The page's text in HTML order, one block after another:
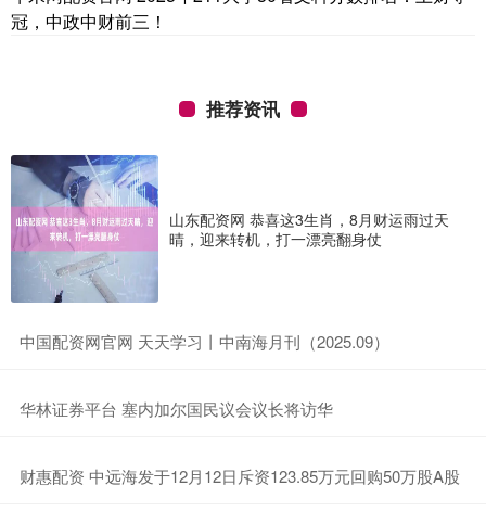
冠，中政中财前三！
推荐资讯
山东配资网 恭喜这3生肖，8月财运雨过天
晴，迎来转机，打一漂亮翻身仗
​中国配资网官网 天天学习丨中南海月刊（2025.09）
​华林证券平台 塞内加尔国民议会议长将访华
​财惠配资 中远海发于12月12日斥资123.85万元回购50万股A股